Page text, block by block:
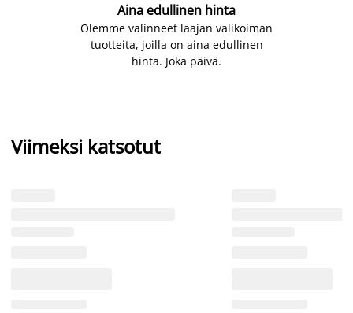
Aina edullinen hinta
Olemme valinneet laajan valikoiman
tuotteita, joilla on aina edullinen
hinta. Joka päivä.
Viimeksi katsotut